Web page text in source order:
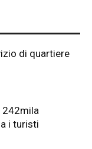
di quartiere
242mila
i turisti